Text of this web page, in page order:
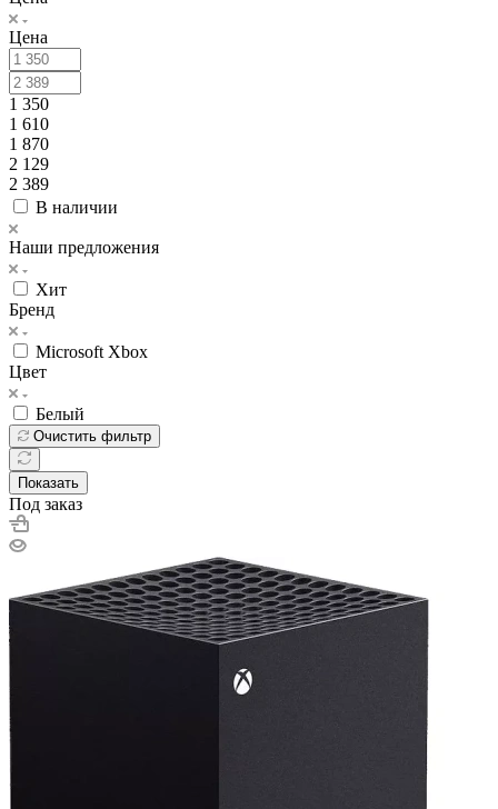
Цена
1 350
1 610
1 870
2 129
2 389
В наличии
Наши предложения
Хит
Бренд
Microsoft Xbox
Цвет
Белый
Очистить фильтр
Показать
Под заказ